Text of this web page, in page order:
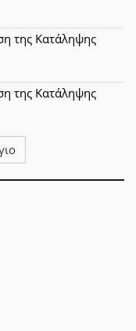
της Κατάληψης
της Κατάληψης